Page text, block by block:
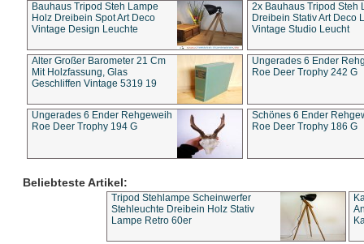
Bauhaus Tripod Steh Lampe
Holz Dreibein Spot Art Deco
Vintage Design Leuchte
2x Bauhaus Tripod Steh
Dreibein Stativ Art Deco
Vintage Studio Leucht
Alter Großer Barometer 21 Cm
Mit Holzfassung, Glas
Geschliffen Vintage 5319 19
Ungerades 6 Ender
Roe Deer Trophy 242 G
Ungerades 6 Ender Rehgeweih
Roe Deer Trophy 194 G
Schönes 6 Ender
Roe Deer Trophy 186 G
Beliebteste Artikel:
Tripod Stehlampe Scheinwerfer
Stehleuchte Dreibein Holz Stativ
Lampe Retro 60er